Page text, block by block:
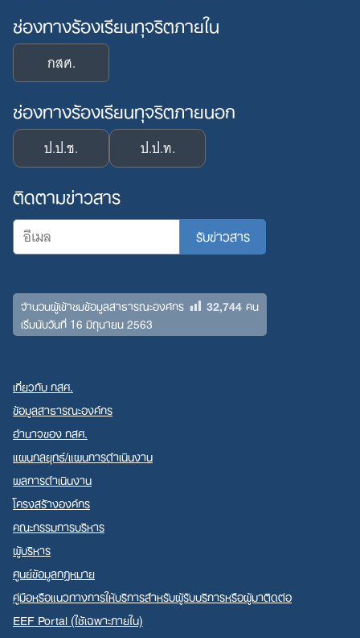
ช่องทางร้องเรียนทุจริตภายใน
กสศ.
ช่องทางร้องเรียนทุจริตภายนอก
ป.ป.ช. ป.ป.ท.
ติดตามข่าวสาร
จำนวนผู้เข้าชมข้อมูลสาธารณะองค์กร 32,744คน
เริ่มนับวันที่ 16 มิถุนายน 2563
เกี่ยวกับ กสศ.
ข้อมูลสาธารณะองค์กร
อำนาจของ กสศ.
แผนกลยุทธ์/แผนการดำเนินงาน
ผลการดำเนินงาน
โครงสร้างองค์กร
คณะกรรมการบริหาร
ผู้บริหาร
ศูนย์ข้อมูลกฎหมาย
คู่มือหรือแนวทางการให้บริการสำหรับผู้รับบริการหรือผู้มาติดต่อ
EEF Portal (ใช้เฉพาะภายใน)